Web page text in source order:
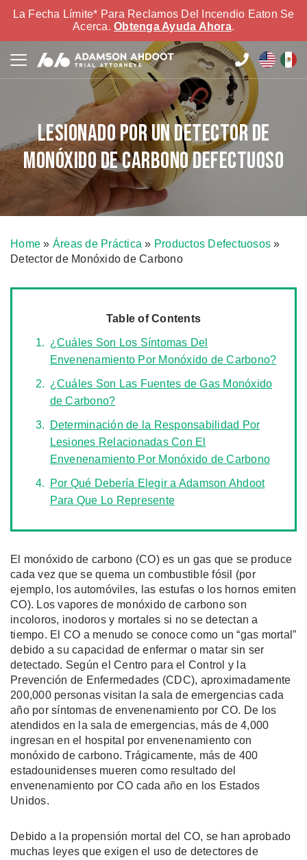
La Fecha Límite* Para Reclamos Del Incendio Eaton Se
Acerca. Obtenga Ayuda Ahora.
Lesionado por un detector de
monóxido de carbono defectuoso
Home » Áreas de Práctica » Productos Defectuosos »
Detector de Monóxido de Carbono
Table of Contents
¿Cuáles Son Los Síntomas Del
Envenenamiento Por Monóxido de Carbono?
¿Cuáles Son Las Fuentes de Gas Monóxido
de Carbono?
Determinación de la Responsabilidad Por
Lesiones Relacionadas Con El
Envenenamiento Por Monóxido de Carbono
Por Qué Debería Elegir a Adamson Ahdoot
Para Que Lo Represente
El monóxido de carbono (CO) es un gas que se produce
cada vez que se quema un combustible fósil (por
ejemplo, los automóviles, las estufas o los hornos emiten
CO). Los vapores de monóxido de carbono son
incoloros, inodoros y mortales si no se detectan a
tiempo. El CO a menudo se conoce como un “gas mortal”
debido a su capacidad de enfermar o matar sin ser
detectado. Según el Centro para el Control y la
Prevención de Enfermedades (CDC), aproximadamente
200,000 personas visitan la sala de emergencias cada
año por síntomas de envenenamiento por CO. De los
atendidos en la sala de emergencias, más de 4,000
ingresan en el hospital por envenenamiento con
monóxido de carbono. Trágicamente, más de 400
estadounidenses mueren como resultado del
envenenamiento por CO cada año en los Estados
Unidos.
Debido a la propensión mortal del CO, se han aprobado
muchas leyes que exigen el uso de detectores de